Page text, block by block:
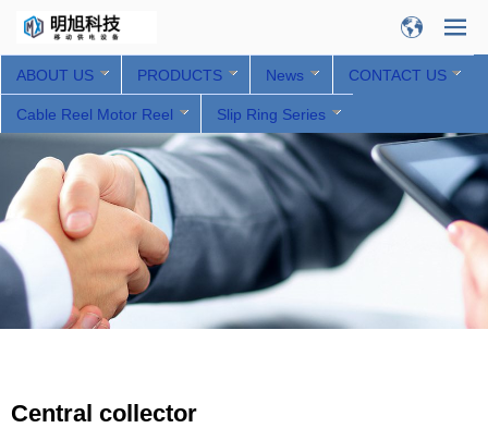
ABOUT US PRODUCTS News CONTACT US
Cable Reel Motor Reel Slip Ring Series
Central collector